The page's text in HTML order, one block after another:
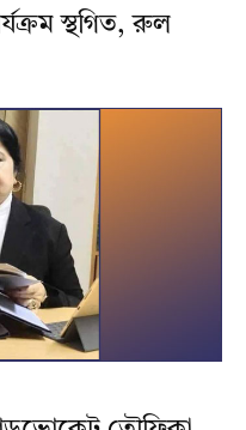
স্থগিত, রুল